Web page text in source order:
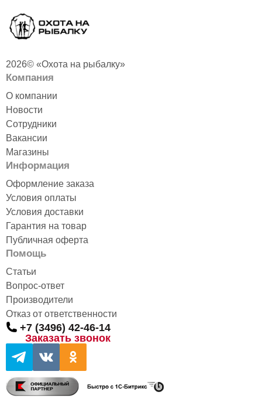
2026© «Охота на рыбалку»
Компания
О компании
Новости
Сотрудники
Вакансии
Магазины
Информация
Оформление заказа
Условия оплаты
Условия доставки
Гарантия на товар
Публичная оферта
Помощь
Статьи
Вопрос-ответ
Производители
Отказ от ответственности
+7 (3496) 42-46-14
Заказать звонок